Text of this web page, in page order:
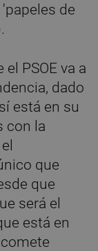
de
PSOE va a
dado
está en su
con la
que
que
será el
está en